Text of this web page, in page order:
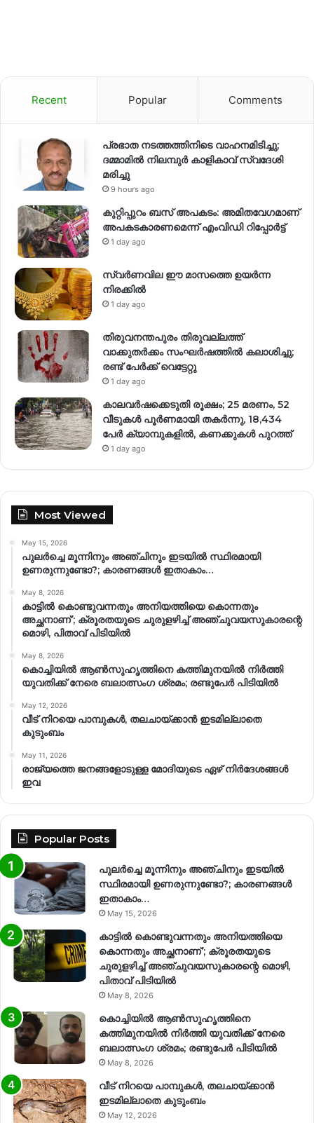
Recent Popular Comments
പ്രഭാത നടത്തത്തിനിടെ വാഹനമിടിച്ചു;
ദമ്മാമിൽ നിലമ്പുർ കാളികാവ് സ്വദേശി
മരിച്ചു
9 hours ago
കുറ്റിപ്പുറം ബസ് അപകടം: അമിതവേഗമാണ്
അപകടകാരണമെന്ന് എംവിഡി റിപ്പോർട്ട്
1 day ago
സ്വര്‍ണവില ഈ മാസത്തെ ഉയര്‍ന്ന
നിരക്കില്‍
1 day ago
തിരുവനന്തപുരം തിരുവല്ലത്ത്
വാക്കുതർക്കം സംഘർഷത്തിൽ കലാശിച്ചു;
രണ്ട് പേർക്ക് വെട്ടേറ്റു
1 day ago
കാലവർഷക്കെടുതി രൂക്ഷം; 25 മരണം, 52
വീ‌ടുകൾ പൂർണമായി തകർന്നു, 18,434
പേർ ക്യാമ്പുകളിൽ, കണക്കുകൾ പുറത്ത്
1 day ago
Most Viewed
May 15, 2026
പുലർച്ചെ മൂന്നിനും അഞ്ചിനും ഇടയിൽ സ്ഥിരമായി
ഉണരുന്നുണ്ടോ?; കാരണങ്ങള്‍ ഇതാകാം…
May 8, 2026
കാട്ടിൽ കൊണ്ടുവന്നതും അനിയത്തിയെ കൊന്നതും
അച്ഛനാണ്’; ക്രൂരതയുടെ ചുരുളഴിച്ച് അഞ്ചുവയസുകാരന്റെ
മൊഴി, പിതാവ് പിടിയിൽ
May 8, 2026
കൊച്ചിയിൽ ആൺസുഹൃത്തിനെ കത്തിമുനയിൽ നിർത്തി
യുവതിക്ക് നേരെ ബലാത്സംഗ​ ശ്രമം; രണ്ടുപേർ പിടിയിൽ
May 12, 2026
വീട് നിറയെ പാമ്പുകൾ, തലചായ്ക്കാൻ ഇടമില്ലാതെ
കുടുംബം
May 11, 2026
രാജ്യത്തെ ജനങ്ങളോടുള്ള മോദിയുടെ ഏഴ് നിര്‍ദേശങ്ങള്‍
ഇവ
Popular Posts
പുലർച്ചെ മൂന്നിനും അഞ്ചിനും ഇടയിൽ
സ്ഥിരമായി ഉണരുന്നുണ്ടോ?; കാരണങ്ങള്‍
ഇതാകാം…
May 15, 2026
കാട്ടിൽ കൊണ്ടുവന്നതും അനിയത്തിയെ
കൊന്നതും അച്ഛനാണ്’; ക്രൂരതയുടെ
ചുരുളഴിച്ച് അഞ്ചുവയസുകാരന്റെ മൊഴി,
പിതാവ് പിടിയിൽ
May 8, 2026
കൊച്ചിയിൽ ആൺസുഹൃത്തിനെ
കത്തിമുനയിൽ നിർത്തി യുവതിക്ക് നേരെ
ബലാത്സംഗ​ ശ്രമം; രണ്ടുപേർ പിടിയിൽ
May 8, 2026
വീട് നിറയെ പാമ്പുകൾ, തലചായ്ക്കാൻ
ഇടമില്ലാതെ കുടുംബം
May 12, 2026